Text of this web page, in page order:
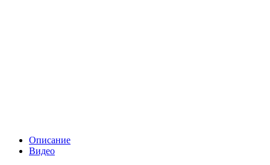
Описание
Видео